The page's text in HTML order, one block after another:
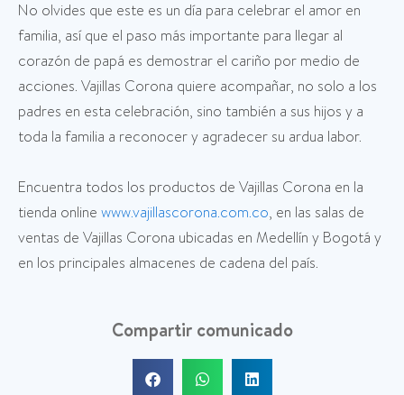
No olvides que este es un día para celebrar el amor en
familia, así que el paso más importante para llegar al
corazón de papá es demostrar el cariño por medio de
acciones. Vajillas Corona quiere acompañar, no solo a los
padres en esta celebración, sino también a sus hijos y a
toda la familia a reconocer y agradecer su ardua labor.
Encuentra todos los productos de Vajillas Corona en la
tienda online www.vajillascorona.com.co, en las salas de
ventas de Vajillas Corona ubicadas en Medellín y Bogotá y
en los principales almacenes de cadena del país.
Compartir comunicado